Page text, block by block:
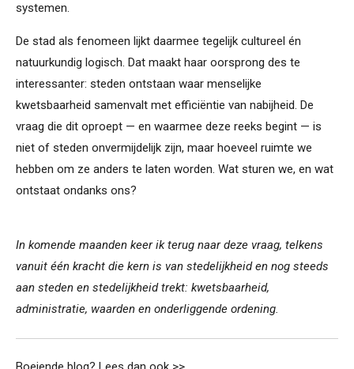
systemen.
De stad als fenomeen lijkt daarmee tegelijk cultureel én
natuurkundig logisch. Dat maakt haar oorsprong des te
interessanter: steden ontstaan waar menselijke
kwetsbaarheid samenvalt met efficiëntie van nabijheid. De
vraag die dit oproept — en waarmee deze reeks begint — is
niet of steden onvermijdelijk zijn, maar hoeveel ruimte we
hebben om ze anders te laten worden. Wat sturen we, en wat
ontstaat ondanks ons?
In komende maanden keer ik terug naar deze vraag, telkens
vanuit één kracht die kern is van stedelijkheid en nog steeds
aan steden en stedelijkheid trekt: kwetsbaarheid,
administratie, waarden en onderliggende ordening.